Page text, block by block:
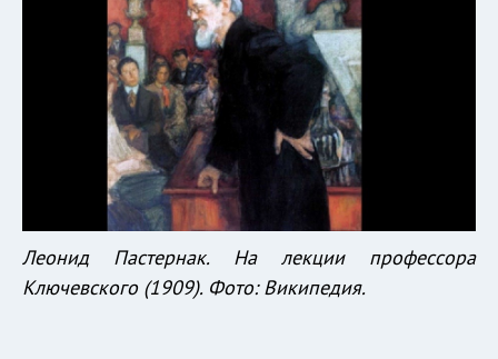
Леонид Пастернак. На лекции профессора
Ключевского (1909). Фото: Википедия.